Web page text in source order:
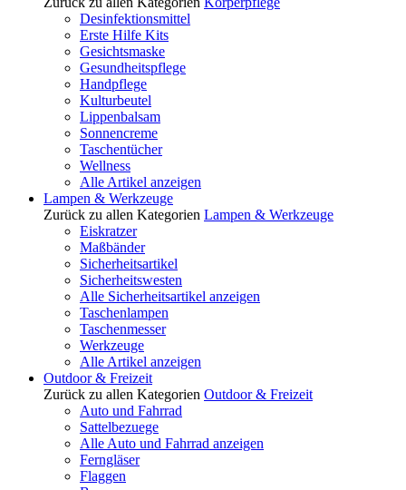
Desinfektionsmittel
Erste Hilfe Kits
Gesichtsmaske
Gesundheitspflege
Handpflege
Kulturbeutel
Lippenbalsam
Sonnencreme
Taschentücher
Wellness
Alle Artikel anzeigen
Lampen & Werkzeuge
Zurück zu allen Kategorien Lampen & Werkzeuge
Eiskratzer
Maßbänder
Sicherheitsartikel
Sicherheitswesten
Alle Sicherheitsartikel anzeigen
Taschenlampen
Taschenmesser
Werkzeuge
Alle Artikel anzeigen
Outdoor & Freizeit
Zurück zu allen Kategorien Outdoor & Freizeit
Auto und Fahrrad
Sattelbezuege
Alle Auto und Fahrrad anzeigen
Ferngläser
Flaggen